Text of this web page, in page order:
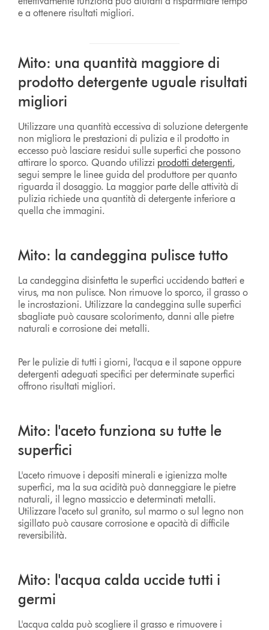
e a ottenere risultati migliori.
Mito: una quantità maggiore di
prodotto detergente uguale risultati
migliori
Utilizzare una quantità eccessiva di soluzione detergente
non migliora le prestazioni di pulizia e il prodotto in
eccesso può lasciare residui sulle superfici che possono
attirare lo sporco. Quando utilizzi prodotti detergenti,
segui sempre le linee guida del produttore per quanto
riguarda il dosaggio. La maggior parte delle attività di
pulizia richiede una quantità di detergente inferiore a
quella che immagini.
Mito: la candeggina pulisce tutto
La candeggina disinfetta le superfici uccidendo batteri e
virus, ma non pulisce. Non rimuove lo sporco, il grasso o
le incrostazioni. Utilizzare la candeggina sulle superfici
sbagliate può causare scolorimento, danni alle pietre
naturali e corrosione dei metalli.
Per le pulizie di tutti i giorni, l'acqua e il sapone oppure
detergenti adeguati specifici per determinate superfici
offrono risultati migliori.
Mito: l'aceto funziona su tutte le
superfici
L'aceto rimuove i depositi minerali e igienizza molte
superfici, ma la sua acidità può danneggiare le pietre
naturali, il legno massiccio e determinati metalli.
Utilizzare l'aceto sul granito, sul marmo o sul legno non
sigillato può causare corrosione e opacità di difficile
reversibilità.
Mito: l'acqua calda uccide tutti i
germi
L'acqua calda può scogliere il grasso e rimuovere i